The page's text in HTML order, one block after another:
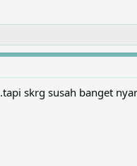
skrg susah banget